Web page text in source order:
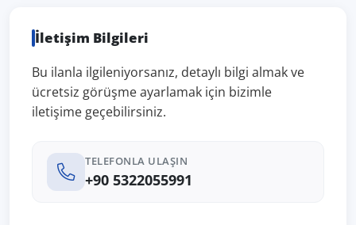
İletişim Bilgileri
Bu ilanla ilgileniyorsanız, detaylı bilgi almak ve
ücretsiz görüşme ayarlamak için bizimle
iletişime geçebilirsiniz.
TELEFONLA ULAŞIN
+90 5322055991